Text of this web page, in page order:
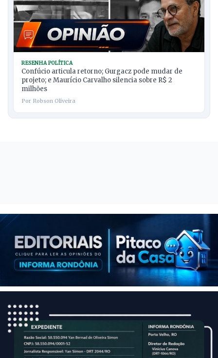
RESENHA POLÍTICA
Confúcio articula retorno; Gurgacz pode mudar de
projeto; e Maurício Carvalho silencia sobre R$ 2
milhões
Por Robson Oliveira